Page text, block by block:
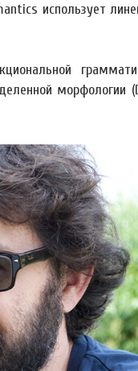
использует
морфологии